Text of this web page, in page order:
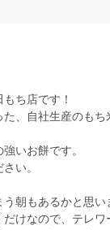
ち店です！
、自社生産のも
いお餅です。
い。
朝もあるかと思い
けなので、テレ